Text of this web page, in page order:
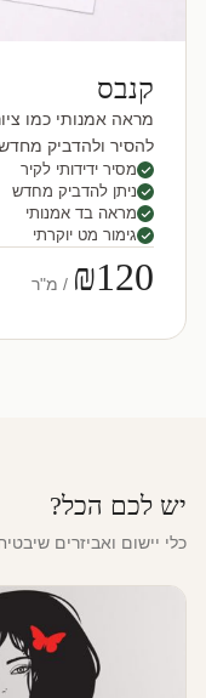
קנבס
מראה אמנותי כמו
להסיר ולהדביק
מסיר ידידותי לקיר
ניתן להדביק מחדש
מראה בד אמנותי
גימור מט יוקרתי
₪120 / מ"ר
יש לכם הכל?
כלי יישום ואביזרים